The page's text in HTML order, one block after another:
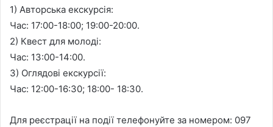
1) Авторська екскурсія:
Час: 17:00-18:00; 19:00-20:00.
2) Квест для молоді:
Час: 13:00-14:00.
3) Оглядові екскурсії:
Час: 12:00-16:30; 18:00- 18:30.
Для реєстрації на події телефонуйте за номером: 097